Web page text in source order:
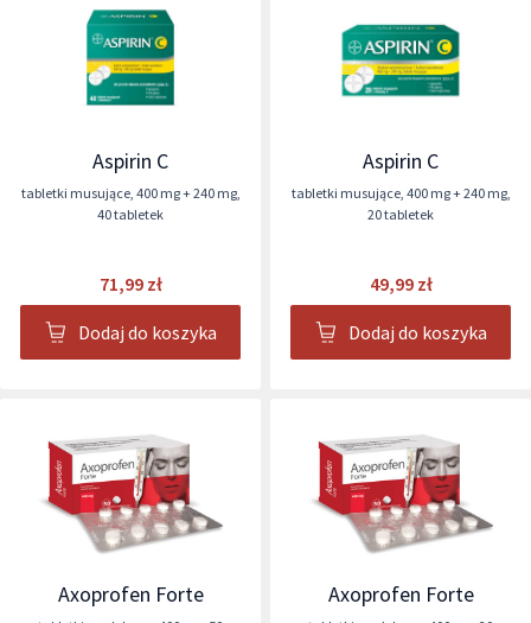
Aspirin C
tabletki musujące, 400 mg + 240 mg,
40 tabletek
71,99 zł
Dodaj do koszyka
Aspirin C
tabletki musujące, 400 mg + 240 mg,
20 tabletek
49,99 zł
Dodaj do koszyka
Axoprofen Forte Axoprofen Forte